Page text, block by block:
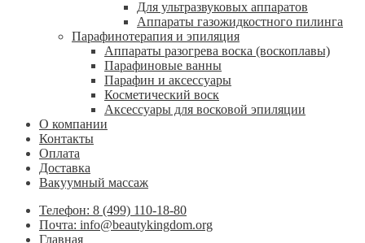
Для ультразвуковых аппаратов
Аппараты газожидкостного пилинга
Парафинотерапия и эпиляция
Аппараты разогрева воска (воскоплавы)
Парафиновые ванны
Парафин и аксессуары
Косметический воск
Аксессуары для восковой эпиляции
О компании
Контакты
Оплата
Доставка
Вакуумный массаж
Телефон: 8 (499) 110-18-80
Почта: info@beautykingdom.org
Главная